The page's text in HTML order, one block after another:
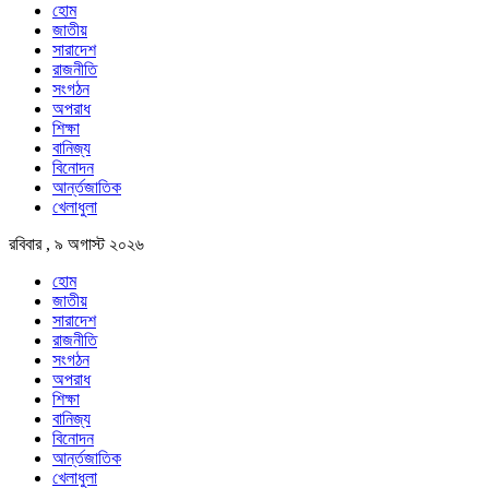
হোম
জাতীয়
সারাদেশ
রাজনীতি
সংগঠন
অপরাধ
শিক্ষা
বানিজ্য
বিনোদন
আর্ন্তজাতিক
খেলাধুলা
রবিবার , ৯ অগাস্ট ২০২৬
হোম
জাতীয়
সারাদেশ
রাজনীতি
সংগঠন
অপরাধ
শিক্ষা
বানিজ্য
বিনোদন
আর্ন্তজাতিক
খেলাধুলা